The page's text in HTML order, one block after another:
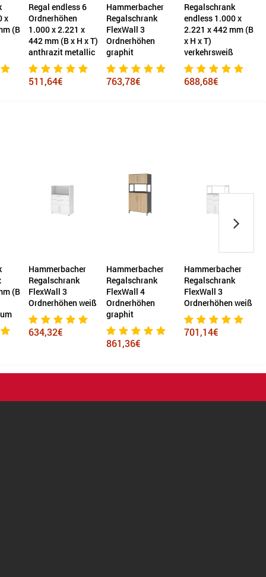
x
(B
Regal endless 6
Ordnerhöhen
1.000 x 2.221 x
442 mm (B x H x T)
anthrazit metallic
511,64€
Hammerbacher
Regalschrank
FlexWall 3
Ordnerhöhen
graphit
763,78€
Regalschrank
endless 1.000 x
2.221 x 442 mm (B
x H x T)
verkehrsweiß
688,68€
(B
Hammerbacher
Regalschrank
FlexWall 3
Ordnerhöhen weiß
634,32€
Hammerbacher
Regalschrank
FlexWall 4
Ordnerhöhen
graphit
861,36€
Hammerbacher
Regalschrank
FlexWall 3
Ordnerhöhen weiß
701,14€